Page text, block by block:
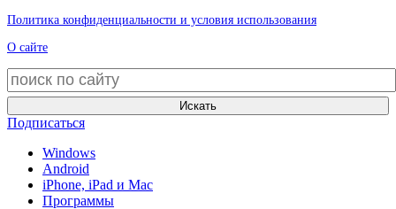
Политика конфиденциальности и условия использования
О сайте
Искать
Подписаться
Windows
Android
iPhone, iPad и Mac
Программы